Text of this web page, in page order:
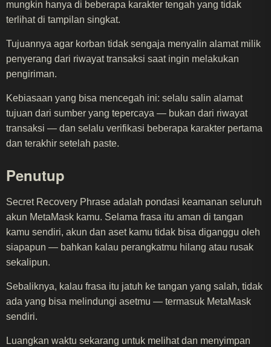
mungkin hanya di beberapa karakter tengah yang tidak
terlihat di tampilan singkat.
Tujuannya agar korban tidak sengaja menyalin alamat milik
penyerang dari riwayat transaksi saat ingin melakukan
pengiriman.
Kebiasaan yang bisa mencegah ini: selalu salin alamat
tujuan dari sumber yang tepercaya — bukan dari riwayat
transaksi — dan selalu verifikasi beberapa karakter pertama
dan terakhir setelah paste.
Penutup
Secret Recovery Phrase adalah pondasi keamanan seluruh
akun MetaMask kamu. Selama frasa itu aman di tangan
kamu sendiri, akun dan aset kamu tidak bisa diganggu oleh
siapapun — bahkan kalau perangkatmu hilang atau rusak
sekalipun.
Sebaliknya, kalau frasa itu jatuh ke tangan yang salah, tidak
ada yang bisa melindungi asetmu — termasuk MetaMask
sendiri.
Luangkan waktu sekarang untuk melihat dan menyimpan